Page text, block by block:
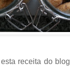
receita do